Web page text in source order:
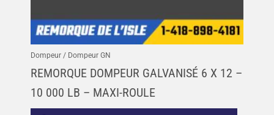
Dompeur / Dompeur GN
REMORQUE DOMPEUR GALVANISÉ 6 X 12 –
10 000 LB – MAXI-ROULE